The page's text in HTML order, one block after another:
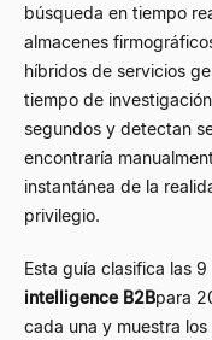
búsqueda en tiempo
almacenes
híbridos de servicios
tiempo de
segundos y detectan
encontraría
instantánea de la
privilegio.
Esta guía clasifica las
intelligence B2Bpara
cada una y muestra